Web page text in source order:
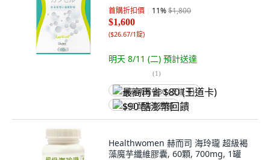
首購折扣價 11%$1,800
$1,600
($26.67/1錠)
明天 8/11 (二) 預計送達
(1)
最高再省 $80 (王道卡)
$90 酷澎幣回饋
Healthwomen 赫而司 海玲瓏 超級褐
藻魔芋纖維膠囊, 60顆, 700mg, 1罐